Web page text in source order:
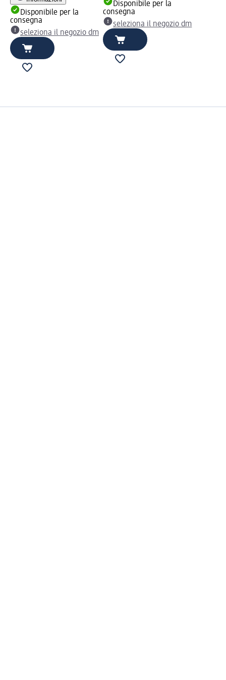
Disponibile per la
consegna
seleziona il negozio dm
Disponibile per la
consegna
seleziona il negozio dm